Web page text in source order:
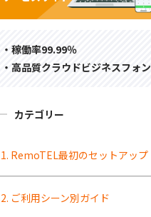
・稼働率99.99％
・高品質クラウドビジネスフォン
カテゴリー
1. RemoTEL最初のセットアップ
2. ご利用シーン別ガイド